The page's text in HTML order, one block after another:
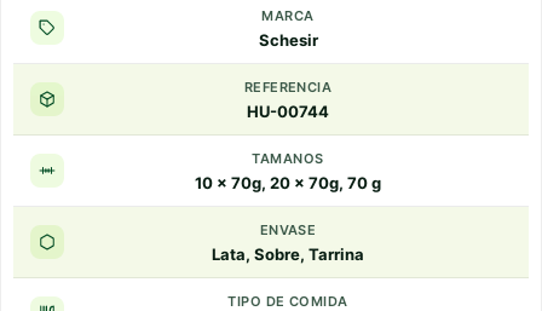
MARCA
Schesir
REFERENCIA
HU-00744
TAMANOS
10 x 70g, 20 x 70g, 70 g
ENVASE
Lata, Sobre, Tarrina
TIPO DE COMIDA